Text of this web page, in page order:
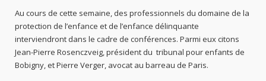
Au cours de cette semaine, des professionnels du domaine de la
protection de l’enfance et de l’enfance délinquante
interviendront dans le cadre de conférences. Parmi eux citons
Jean-Pierre Rosenczveig, président du tribunal pour enfants de
Bobigny, et Pierre Verger, avocat au barreau de Paris.